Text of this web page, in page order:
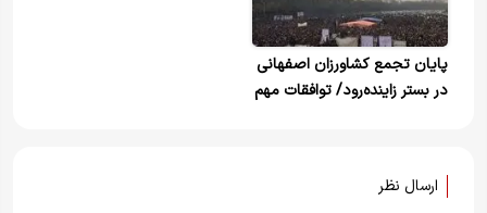
پایان تجمع کشاورزان اصفهانی
‌در بستر ‌زاینده‌رود/ توافقات مهم
ارسال نظر